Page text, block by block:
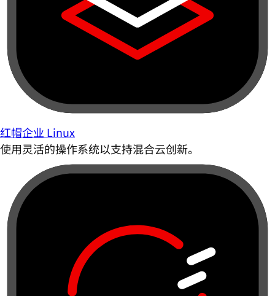
红帽企业 Linux
使用灵活的操作系统以支持混合云创新。